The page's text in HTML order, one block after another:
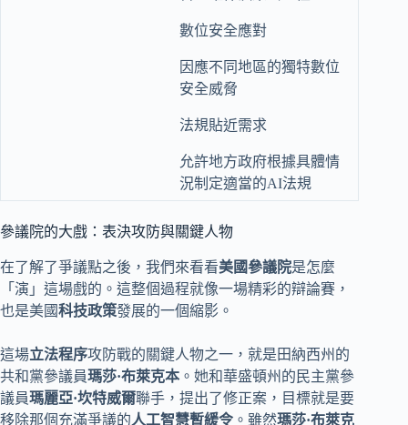
數位安全應對
因應不同地區的獨特數位
安全威脅
法規貼近需求
允許地方政府根據具體情
況制定適當的AI法規
參議院的大戲：表決攻防與關鍵人物
在了解了爭議點之後，我們來看看美國參議院是怎麼
「演」這場戲的。這整個過程就像一場精彩的辯論賽，
也是美國科技政策發展的一個縮影。
這場立法程序攻防戰的關鍵人物之一，就是田納西州的
共和黨參議員瑪莎·布萊克本 。她和華盛頓州的民主黨參
議員瑪麗亞·坎特威爾聯手，提出了修正案，目標就是要
移除那個充滿爭議的人工智慧暫緩令 。雖然瑪莎·布萊克